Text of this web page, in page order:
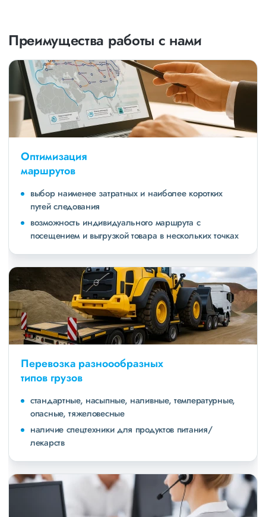
Преимущества работы с нами
Оптимизация
маршрутов
выбор наименее затратных и наиболее коротких
путей следования
возможность индивидуального маршрута с
посещением и выгрузкой товара в нескольких точках
Перевозка разноообразных
типов грузов
стандартные, насыпные, наливные, температурные,
опасные, тяжеловесные
наличие спецтехники для продуктов питания/
лекарств